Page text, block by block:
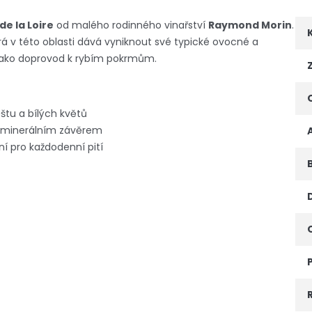
la Loire od malého rodinného vinařství Raymond Morin.
v této oblasti dává vyniknout své typické ovocné a
doprovod k rybím pokrmům.
a bílých květů
minerálním závěrem
pro každodenní pití